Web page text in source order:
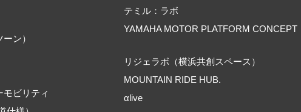
ン）
モビリティ
テミル：ラボ
YAMAHA MOTOR PLATFORM CONCEPT
リジェラボ（横浜共創スペース）
MOUNTAIN RIDE HUB.
αlive